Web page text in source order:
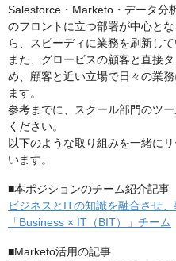
Salesforce・Marketo・データ分
のフロントに立つ部署が中心と
ら、スピーディに業務を刷新して
また、グロービスの顧客と直接
め、顧客と近い立場で日々の業
ます。
参考までに、スクール部門のツ
ください。
以下のような取り組みを一緒に
います。
■本ポジションのチーム紹介記事
ビジネスとITの知識を融合させ
「Business × IT（BIT）」チーム
■Marketo活用の記事